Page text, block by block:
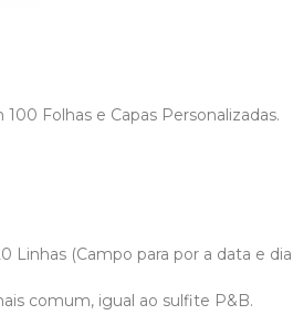
Folhas e Capas Personalizadas.
Linhas (Campo para por a data e
comum, igual ao sulfite P&B.